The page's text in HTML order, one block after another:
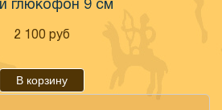
глюкофон 9 см
2 100 руб
В корзину